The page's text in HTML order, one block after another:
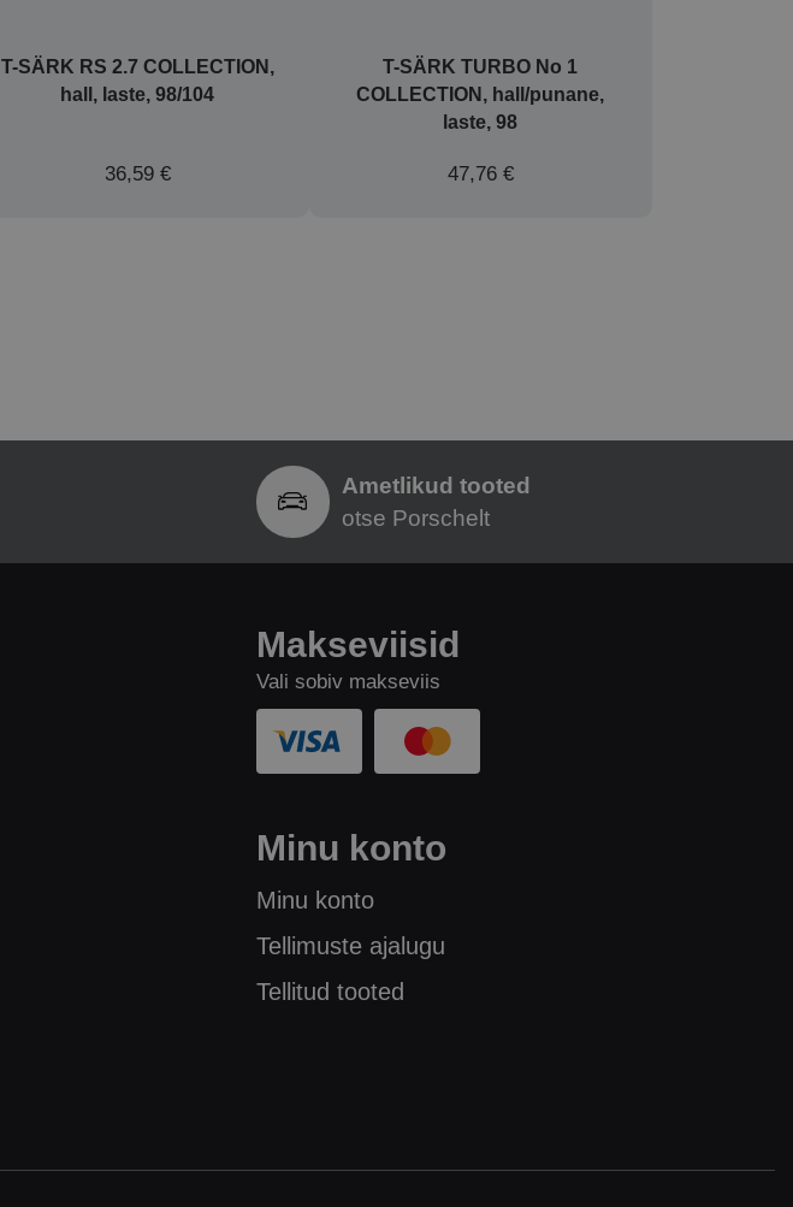
T-SÄRK RS 2.7 COLLECTION,
hall, laste, 98/104
36,59 €
T-SÄRK TURBO No 1
COLLECTION, hall/punane,
laste, 98
47,76 €
Ametlikud tooted
otse Porschelt
Makseviisid
Vali sobiv makseviis
Minu konto
Minu konto
Tellimuste ajalugu
Tellitud tooted